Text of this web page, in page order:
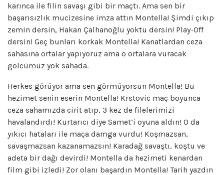
karınca ile filin savaşı gibi bir maçtı. Ama sen bir
başarısızlık mucizesine imza attın Montella! Şimdi çıkıp
zemin dersin, Hakan Çalhanoğlu yoktu dersin! Play-Off
dersin! Geç bunları korkak Montella! Kanatlardan ceza
sahasına ortalar yapıyoruz ama o ortalara vuracak
golcümüz yok sahada.
Herkes görüyor ama sen görmüyorsun Montella! Bu
hezimet senin eserin Montella! Krstovic maç boyunca
ceza sahamızda cirit atıp, 3 kez de filelerimizi
havalandırdı! Kurtarıcı diye Samet’i oyuna aldın! O da
yıkıcı hataları ile maça damga vurdu! Koşmazsan,
savaşmazsan kazanamazsın! Karadağ savaştı, koştu ve
adeta bir dağı devirdi! Montella da hezimeti kenardan
film gibi izledi! Zor olanı başardın Montella! Tarih yazdın